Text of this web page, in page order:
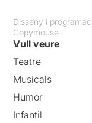
Disseny i
Copymouse
Vull veure
Teatre
Musicals
Humor
Infantil